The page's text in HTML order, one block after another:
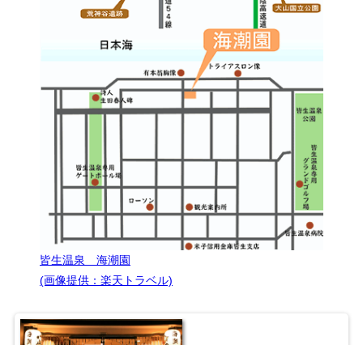
皆生温泉 海潮園
(画像提供：楽天トラベル)